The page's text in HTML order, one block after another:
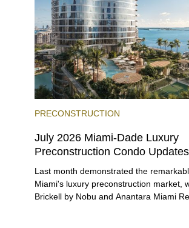
PRECONSTRUCTION
July 2026 Miami-Dade Luxury
Preconstruction Condo Updates
Last month demonstrated the
Miami's luxury preconstruction market,
Brickell by Nobu and Anantara Miami